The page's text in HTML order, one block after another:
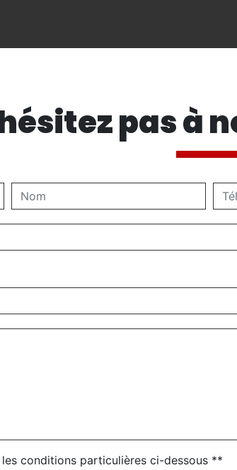
pas à
conditions particulières ci-dessous **